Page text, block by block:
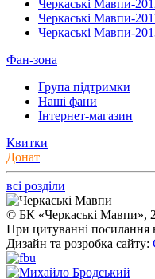
Черкаські Мавпи-
Черкаські Мавпи-
Черкаські Мавпи-
Фан-зона
Група підтримки
Наші фани
Інтернет-магазин
Квитки
Донат
всі розділи
© БК «Черкаські Мавпи»,
При цитуванні посилання
Дизайн та розробка сайту: